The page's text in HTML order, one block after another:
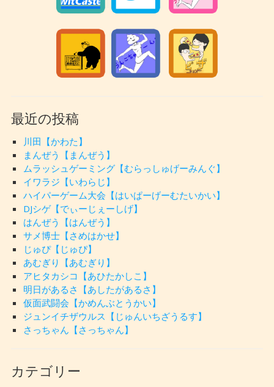
最近の投稿
川田【かわた】
まんぜう【まんぜう】
ムラッシュゲーミング【むらっしゅげーみんぐ】
イワラジ【いわらじ】
ハイパーゲーム大会【はいぱーげーむたいかい】
DJシゲ【でぃーじぇーしげ】
はんぜう【はんぜう】
サメ博士【さめはかせ】
じゅぴ【じゅぴ】
あむぎり【あむぎり】
アヒタカシコ【あひたかしこ】
明日があるさ【あしたがあるさ】
仮面武闘会【かめんぶとうかい】
ジュンイチザウルス【じゅんいちざうるす】
さっちゃん【さっちゃん】
カテゴリー